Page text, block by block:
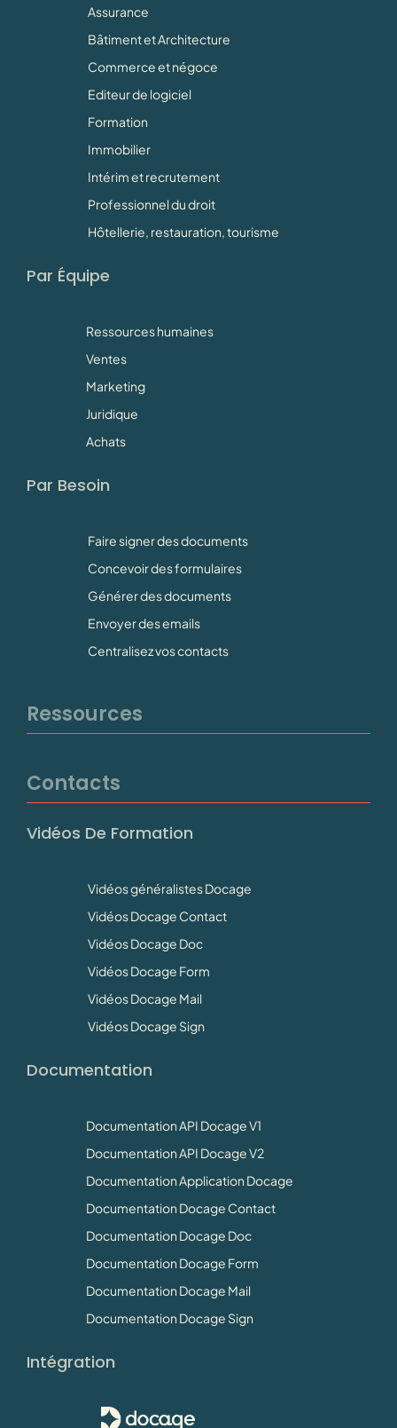
Assurance
Bâtiment et Architecture
Commerce et négoce
Editeur de logiciel
Formation
Immobilier
Intérim et recrutement
Professionnel du droit
Hôtellerie, restauration, tourisme
Par Équipe
Ressources humaines
Ventes
Marketing
Juridique
Achats
Par Besoin
Faire signer des documents
Concevoir des formulaires
Générer des documents
Envoyer des emails
Centralisez vos contacts
Ressources
Contacts
Vidéos De Formation
Vidéos généralistes Docage
Vidéos Docage Contact
Vidéos Docage Doc
Vidéos Docage Form
Vidéos Docage Mail
Vidéos Docage Sign
Documentation
Documentation API Docage V1
Documentation API Docage V2
Documentation Application Docage
Documentation Docage Contact
Documentation Docage Doc
Documentation Docage Form
Documentation Docage Mail
Documentation Docage Sign
Intégration